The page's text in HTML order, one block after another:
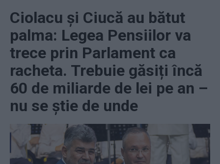
Ciolacu și Ciucă au bătut
palma: Legea Pensiilor va
trece prin Parlament ca
racheta. Trebuie găsiți încă
60 de miliarde de lei pe an –
nu se știe de unde